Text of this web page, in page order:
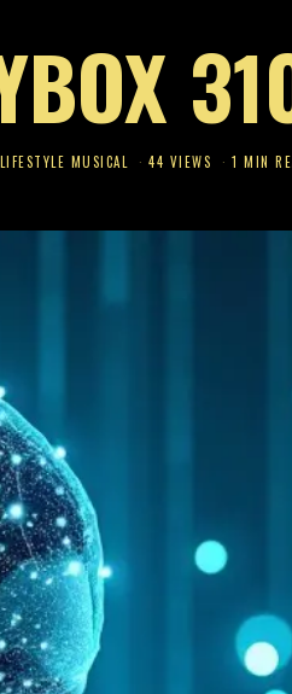
LIFESTYLE MUSICAL 44 VIEWS 1 MIN